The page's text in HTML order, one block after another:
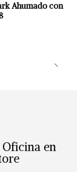
Ahumado con
en